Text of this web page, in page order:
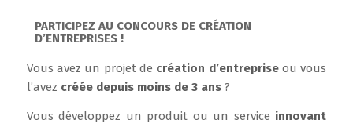
PARTICIPEZ AU CONCOURS DE CRÉATION
D’ENTREPRISES !
Vous avez un projet de création d’entrepriseou vous
l’avez créée depuis moins de 3 ans ?
Vous développez un produit ou un service innovant